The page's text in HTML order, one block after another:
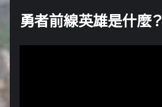
勇者前線英雄是什麼？